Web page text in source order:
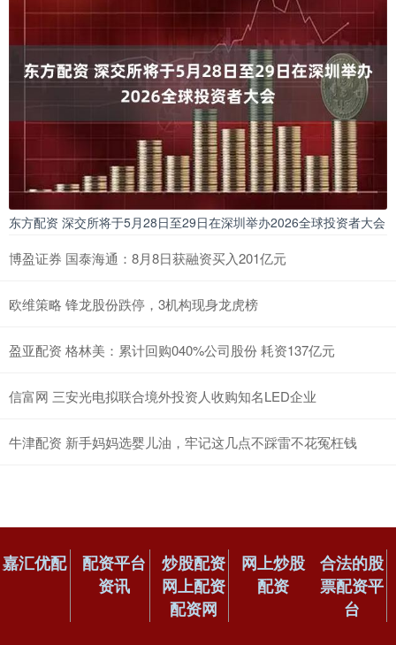
东方配资 深交所将于5月28日至29日在深圳举办2026全球投资者大会
博盈证券 国泰海通：8月8日获融资买入201亿元
欧维策略 锋龙股份跌停，3机构现身龙虎榜
盈亚配资 格林美：累计回购040%公司股份 耗资137亿元
信富网 三安光电拟联合境外投资人收购知名LED企业
牛津配资 新手妈妈选婴儿油，牢记这几点不踩雷不花冤枉钱
嘉汇优配
配资平台
资讯
炒股配资
网上配资
配资网
网上炒股
配资
合法的股
票配资平
台